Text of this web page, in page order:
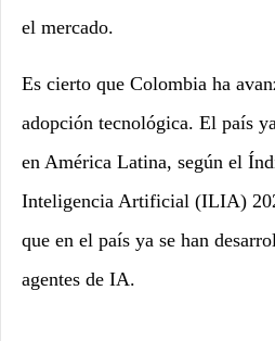
el mercado.
Es cierto que Colombia ha
adopción tecnológica. El país
en América Latina, según el
Inteligencia Artificial (ILIA)
que en el país ya se han
agentes de IA.